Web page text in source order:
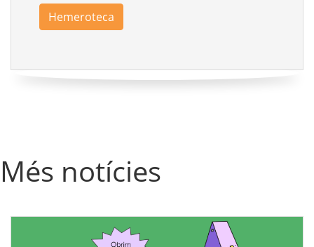
Hemeroteca
Més notícies